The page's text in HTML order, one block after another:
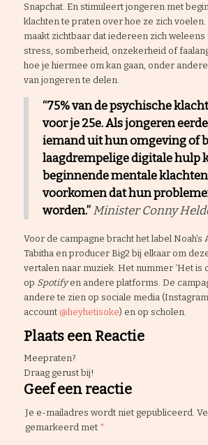
Snapchat. En stimuleert jongeren met
klachten te praten over hoe ze zich voelen.
maakt zichtbaar dat iedereen zich
stress, somberheid, onzekerheid of
hoe je hiermee om kan gaan, onder
van jongeren te delen.
“75% van de psychische
voor je 25e. Als jongeren
iemand uit hun omgeving of
laagdrempelige digitale hulp
beginnende mentale
voorkomen dat hun
worden.” Minister Conny
Voor de campagne bracht het label Noah’s
Tabitha en producer Big2 bij elkaar om
vertalen naar muziek. Het nummer ‘Het is
op Spotifyen andere platforms. De
andere te zien op sociale media
account @heyhetisoke) en op scholen.
Plaats een Reactie
Meepraten?
Draag gerust bij!
Geef een reactie
Je e-mailadres wordt niet gepubliceerd.
gemarkeerd met *